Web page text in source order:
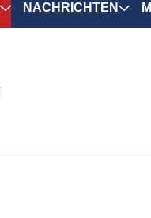
NACHRICHTEN